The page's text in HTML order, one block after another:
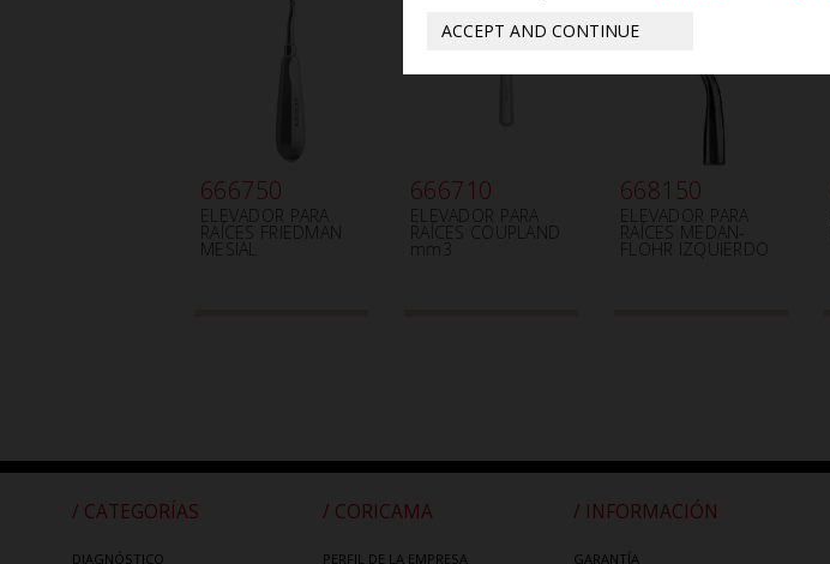
666750
ELEVADOR PARA
RAÍCES FRIEDMAN
MESIAL
666710
ELEVADOR PARA
RAÍCES COUPLAND
mm3
668150
ELEVADOR PARA
RAÍCES MEDAN-
FLOHR IZQUIERDO
/ CATEGORÍAS
DIAGNÓSTICO
/ CORICAMA
PERFIL DE LA EMPRESA
/ INFORMACIÓN
GARANTÍA
ACCEPT AND CONTINUE